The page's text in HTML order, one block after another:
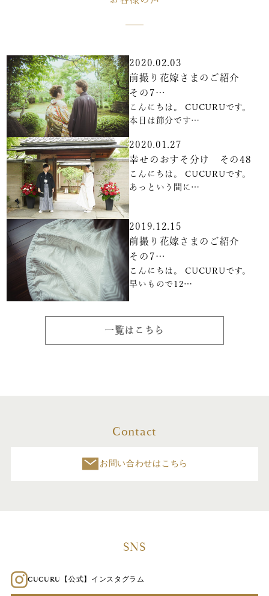
2020.02.03
前撮り花嫁さまのご紹介
その7…
こんにちは。 CUCURUです。
本日は節分です…
2020.01.27
幸せのおすそ分け その48
こんにちは。 CUCURUです。
あっという間に…
2019.12.15
前撮り花嫁さまのご紹介
その7…
こんにちは。 CUCURUです。
早いもので12…
一覧はこちら
Contact
お問い合わせはこちら
SNS
CUCURU【公式】インスタグラム